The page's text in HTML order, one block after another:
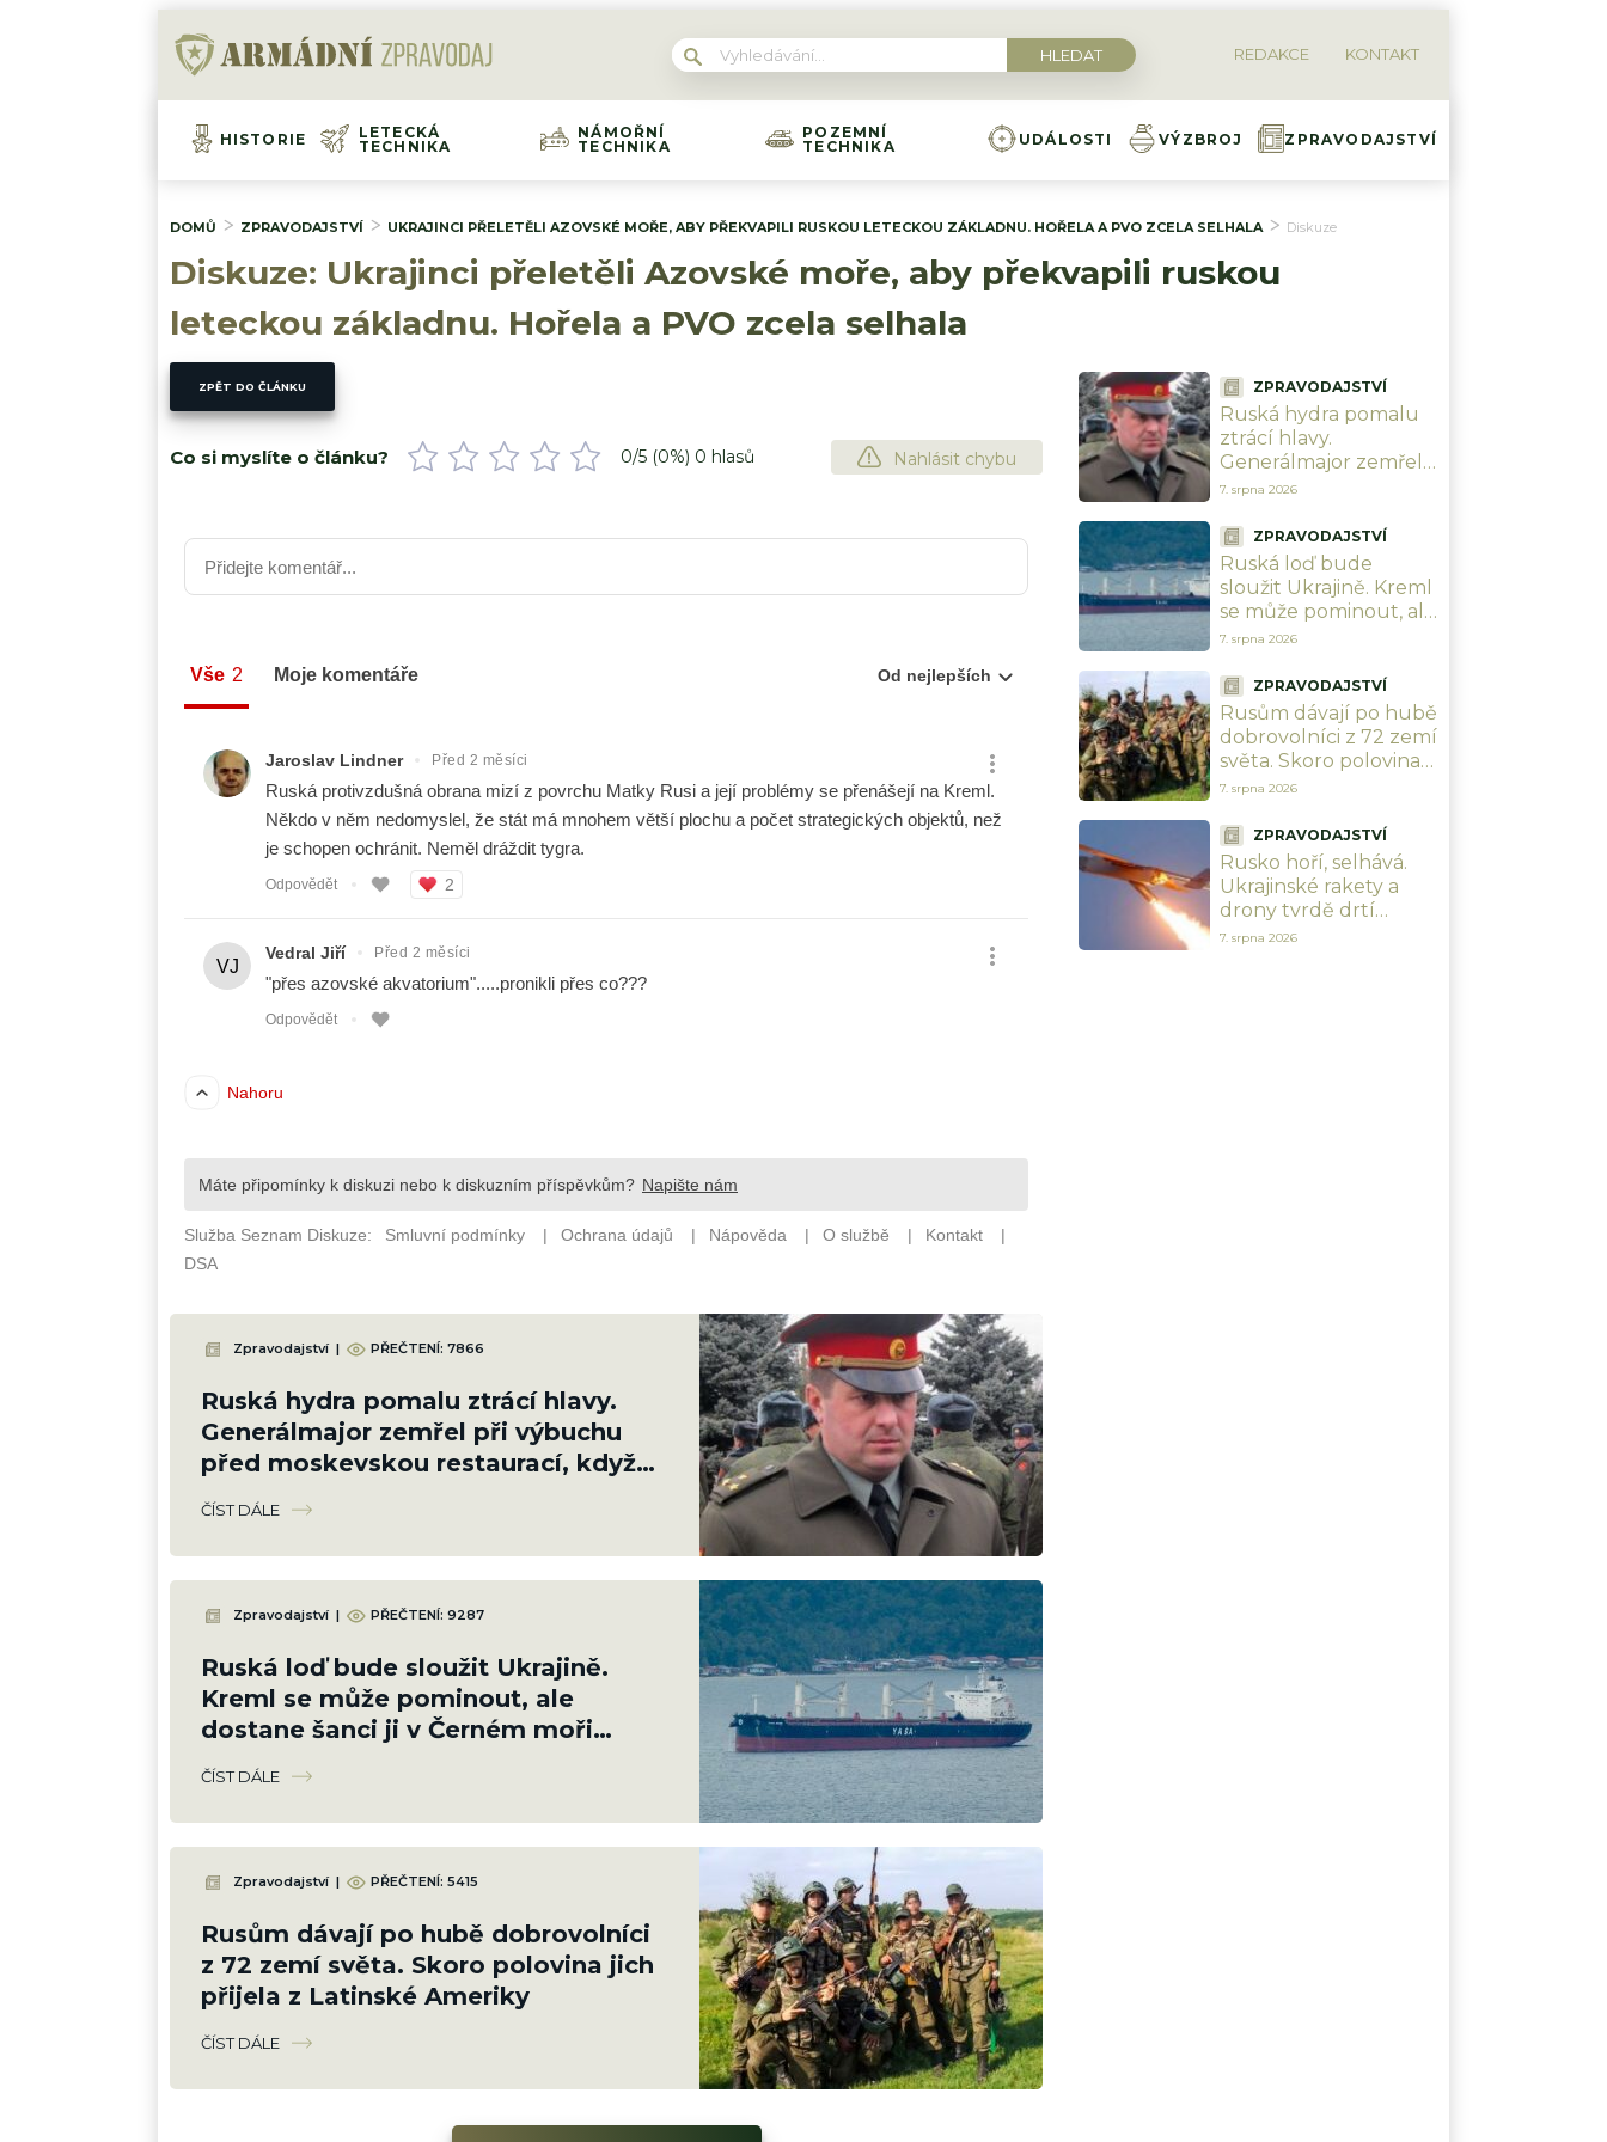
REDAKCE KONTAKT
HISTORIE
LETECKÁ
TECHNIKA
NÁMOŘNÍ
TECHNIKA
POZEMNÍ
TECHNIKA
UDÁLOSTI VÝZBROJ ZPRAVODAJSTVÍ
DOMŮ ZPRAVODAJSTVÍ UKRAJINCI PŘELETĚLI AZOVSKÉ MOŘE, ABY PŘEKVAPILI RUSKOU LETECKOU ZÁKLADNU. HOŘELA A PVO ZCELA SELHALA Diskuze
Diskuze: Ukrajinci přeletěli Azovské moře, aby překvapili ruskou
leteckou základnu. Hořela a PVO zcela selhala
ZPĚT DO ČLÁNKU
Co si myslíte o článku? 0/5 (0%) 0 hlasů Nahlásit chybu
Zpravodajství | PŘEČTENÍ: 7866
Ruská hydra pomalu ztrácí hlavy.
Generálmajor zemřel při výbuchu
před moskevskou restaurací, když
slavil narozeniny šéfa vzdušných sil
ČÍST DÁLE
Zpravodajství | PŘEČTENÍ: 9287
Ruská loď bude sloužit Ukrajině.
Kreml se může pominout, ale
dostane šanci ji v Černém moři
potopit
ČÍST DÁLE
Zpravodajství | PŘEČTENÍ: 5415
Rusům dávají po hubě dobrovolníci
z 72 zemí světa. Skoro polovina jich
přijela z Latinské Ameriky
ČÍST DÁLE
ZPRAVODAJSTVÍ
Ruská hydra pomalu
ztrácí hlavy.
Generálmajor zemřel
při výbuchu před
restaurací, když slavil
narozeniny šéfa
vzdušných sil
7. srpna 2026
ZPRAVODAJSTVÍ
Ruská loď bude
sloužit Ukrajině. Kreml
se může pominout, ale
dostane šanci ji v
7. srpna 2026
ZPRAVODAJSTVÍ
Rusům dávají po hubě
dobrovolníci z 72 zemí
světa. Skoro polovina
jich přijela z Latinské
7. srpna 2026
ZPRAVODAJSTVÍ
Rusko hoří, selhává.
Ukrajinské rakety a
drony tvrdě drtí
ruskou logistiku i
7. srpna 2026